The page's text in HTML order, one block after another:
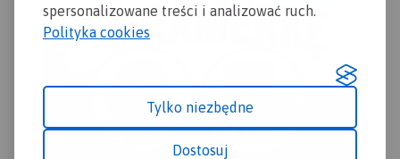
spersonalizowane treści i analizować ruch.
Polityka cookies
Tylko niezbędne
Dostosuj